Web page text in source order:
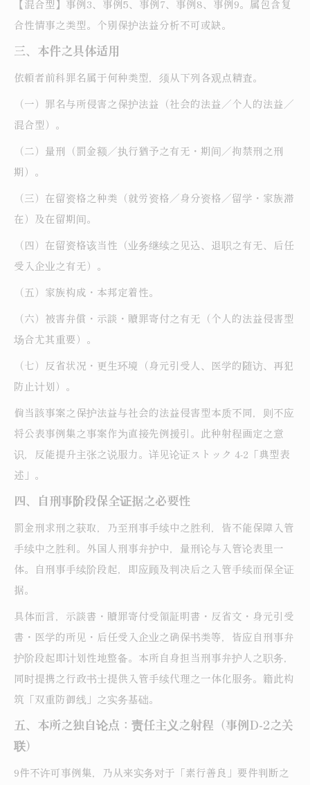
【混合型】事例3、事例5、事例7、事例8、事例9。属包含复
合性情事之类型。个别保护法益分析不可或缺。
三、本件之具体适用
依頼者前科罪名属于何种类型，须从下列各观点精査。
（一）罪名与所侵害之保护法益（社会的法益／个人的法益／
混合型）。
（二）量刑（罰金额／执行猶予之有无・期间／拘禁刑之刑
期）。
（三）在留资格之种类（就労资格／身分资格／留学・家族滞
在）及在留期间。
（四）在留资格该当性（业务继续之见込、退职之有无、后任
受入企业之有无）。
（五）家族构成・本邦定着性。
（六）被害弁償・示談・贖罪寄付之有无（个人的法益侵害型
场合尤其重要）。
（七）反省状况・更生环境（身元引受人、医学的随访、再犯
防止计划）。
倘当該事案之保护法益与社会的法益侵害型本质不同，则不应
将公表事例集之事案作为直接先例援引。此种射程画定之意
识，反能提升主张之说服力。详见论证ストック 4-2「典型表
述」。
四、自刑事阶段保全证据之必要性
罰金刑求刑之获取，乃至刑事手续中之胜利，皆不能保障入管
手续中之胜利。外国人刑事弁护中，量刑论与入管论表里一
体。自刑事手续阶段起，即应顾及判决后之入管手续而保全证
据。
具体而言，示談書・贖罪寄付受領証明書・反省文・身元引受
書・医学的所见・后任受入企业之确保书类等，皆应自刑事弁
护阶段起即计划性地整备。本所自身担当刑事弁护人之职务，
同时提携之行政书士提供入管手续代理之一体化服务。籍此构
筑「双重防御线」之实务基础。
五、本所之独自论点：责任主义之射程（事例D-2之关
联）
9件不许可事例集，乃从来实务对于「素行善良」要件判断之